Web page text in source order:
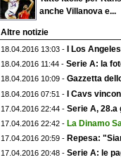
anche Villanova e...
Altre notizie
18.04.2016 13:03 - I Los
18.04.2016 11:44 - Serie A: la
18.04.2016 10:09 - Gazzetta
18.04.2016 07:51 - I Cavs
17.04.2016 22:44 - Serie A,
17.04.2016 22:42 - La Dinamo
17.04.2016 20:59 - Repesa:
17.04.2016 20:48 - Serie A: le